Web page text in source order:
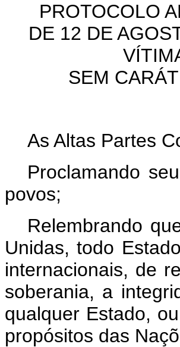
PROTOCOLO
DE 12 DE
SEM
As Altas Partes
Proclamando
povos;
Relembrando
Unidas, todo
internacionais, de
soberania, a
qualquer Estado,
propósitos das